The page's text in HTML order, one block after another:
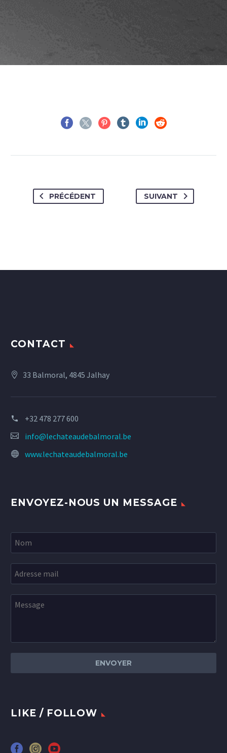
PRÉCÉDENT SUIVANT
CONTACT
33 Balmoral, 4845 Jalhay
+32 478 277 600
info@lechateaudebalmoral.be
www.lechateaudebalmoral.be
ENVOYEZ-NOUS UN MESSAGE
LIKE / FOLLOW